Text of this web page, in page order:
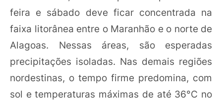
feira e sábado deve ficar concentrada na
faixa litorânea entre o Maranhão e o norte de
Alagoas. Nessas áreas, são esperadas
precipitações isoladas. Nas demais regiões
nordestinas, o tempo firme predomina, com
sol e temperaturas máximas de até 36°C no